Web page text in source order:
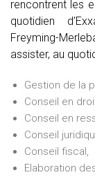
rencontrent les
quotidien
Freyming-
assister, au
Gestion de la
Conseil en
Conseil en
Conseil
Conseil fiscal,
Elaboration